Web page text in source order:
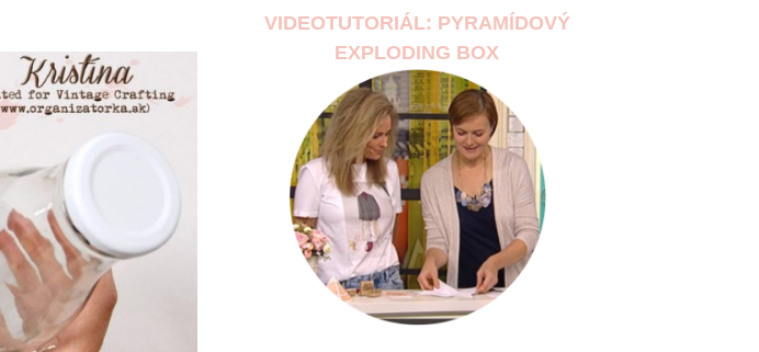
VIDEOTUTORIÁL: PYRAMÍDOVÝ
EXPLODING BOX